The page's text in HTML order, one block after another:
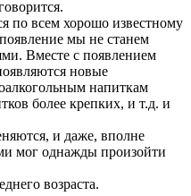
по всем хорошо известному
мы не станем
Вместе с появлением
новые
напиткам
более крепких, и т.д. и
и даже, вполне
мог однажды произойти
возраста.